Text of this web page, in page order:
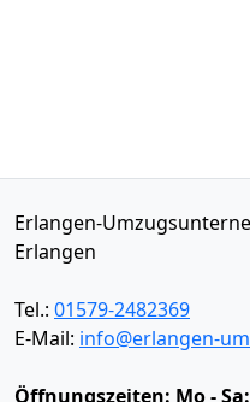
Erlangen-
Erlangen
Tel.: 01579-2482369
E-Mail: info@erlangen-
Öffnungszeiten: Mo -